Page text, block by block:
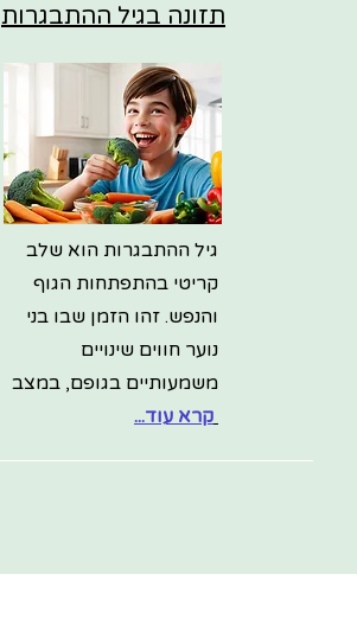
תזונה בגיל ההתבגרות
גיל ההתבגרות הוא שלב
קריטי בהתפתחות הגוף
והנפש. זהו הזמן שבו בני
נוער חווים שינויים
משמעותיים בגופם, במצב
קרא עוד...